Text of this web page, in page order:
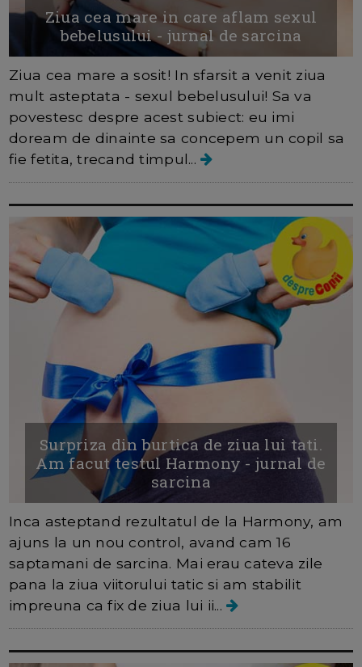
Ziua cea mare in care aflam sexul
bebelusului - jurnal de sarcina
Ziua cea mare a sosit! In sfarsit a venit ziua
mult asteptata - sexul bebelusului! Sa va
povestesc despre acest subiect: eu imi
doream de dinainte sa concepem un copil sa
fie fetita, trecand timpul...
Surpriza din burtica de ziua lui tati.
Am facut testul Harmony - jurnal de
sarcina
Inca asteptand rezultatul de la Harmony, am
ajuns la un nou control, avand cam 16
saptamani de sarcina. Mai erau cateva zile
pana la ziua viitorului tatic si am stabilit
impreuna ca fix de ziua lui ii...